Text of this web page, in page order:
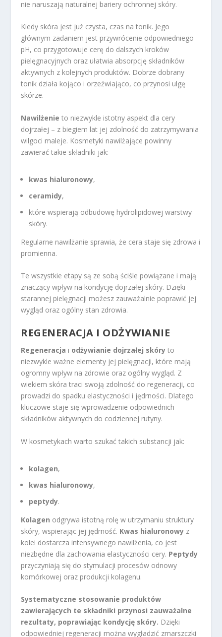
nie naruszają naturalnej bariery ochronnej skóry.
Kiedy skóra jest już czysta, czas na tonik. Jego
głównym zadaniem jest przywrócenie odpowiedniego
pH, co przygotowuje cerę do dalszych kroków
pielęgnacyjnych oraz ułatwia absorpcję składników
aktywnych z kolejnych produktów. Dobrze dobrany
tonik działa kojąco i orzeźwiająco, co przynosi ulgę
skórze.
Nawilżenie to niezwykle istotny aspekt dla cery
dojrzałej – z biegiem lat jej zdolność do zatrzymywania
wilgoci maleje. Kosmetyki nawilżające powinny
zawierać takie składniki jak:
kwas hialuronowy,
ceramidy,
które wspierają odbudowę hydrolipidowej warstwy
skóry.
Regularne nawilżanie sprawia, że cera staje się zdrowa i
promienna.
Te wszystkie etapy są ze sobą ściśle powiązane i mają
znaczący wpływ na kondycję dojrzałej skóry. Dzięki
starannej pielęgnacji możesz zauważalnie poprawić jej
wygląd oraz ogólny stan zdrowia.
REGENERACJA I ODŻYWIANIE
Regeneracja i odżywianie dojrzałej skóry to
niezwykle ważne elementy jej pielęgnacji, które mają
ogromny wpływ na zdrowie oraz ogólny wygląd. Z
wiekiem skóra traci swoją zdolność do regeneracji, co
prowadzi do spadku elastyczności i jędrności. Dlatego
kluczowe staje się wprowadzenie odpowiednich
składników aktywnych do codziennej rutyny.
W kosmetykach warto szukać takich substancji jak:
kolagen,
kwas hialuronowy,
peptydy.
Kolagen odgrywa istotną rolę w utrzymaniu struktury
skóry, wspierając jej jędrność. Kwas hialuronowy z
kolei dostarcza intensywnego nawilżenia, co jest
niezbędne dla zachowania elastyczności cery. Peptydy
przyczyniają się do stymulacji procesów odnowy
komórkowej oraz produkcji kolagenu.
Systematyczne stosowanie produktów
zawierających te składniki przynosi zauważalne
rezultaty, poprawiając kondycję skóry. Dzięki
odpowiedniej regeneracji można wygładzić zmarszczki